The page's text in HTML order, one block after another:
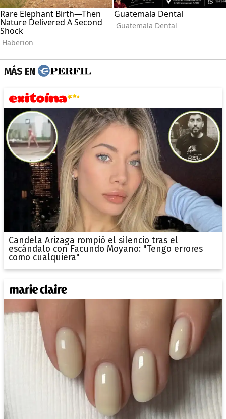
MÁS EN
Candela Arizaga rompió el silencio tras el
escándalo con Facundo Moyano: "Tengo errores
como cualquiera"